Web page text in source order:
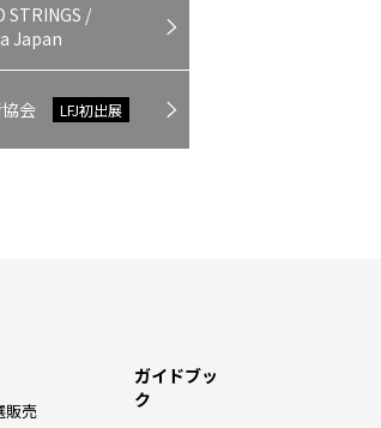
STRINGS /
Japan
協会 LFJ初出展
販売
ガイドブッ
ク